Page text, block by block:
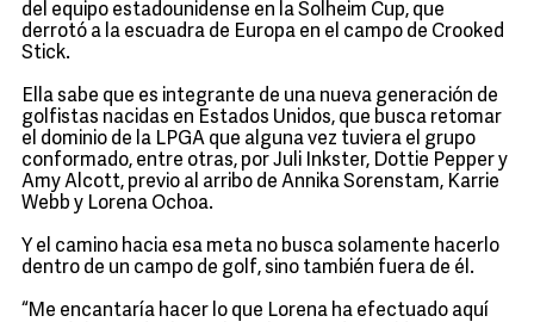
del equipo estadounidense en la Solheim Cup, que
derrotó a la escuadra de Europa en el campo de Crooked
Stick.
Ella sabe que es integrante de una nueva generación de
golfistas nacidas en Estados Unidos, que busca retomar
el dominio de la LPGA que alguna vez tuviera el grupo
conformado, entre otras, por Juli Inkster, Dottie Pepper y
Amy Alcott, previo al arribo de Annika Sorenstam, Karrie
Webb y Lorena Ochoa.
Y el camino hacia esa meta no busca solamente hacerlo
dentro de un campo de golf, sino también fuera de él.
“Me encantaría hacer lo que Lorena ha efectuado aquí